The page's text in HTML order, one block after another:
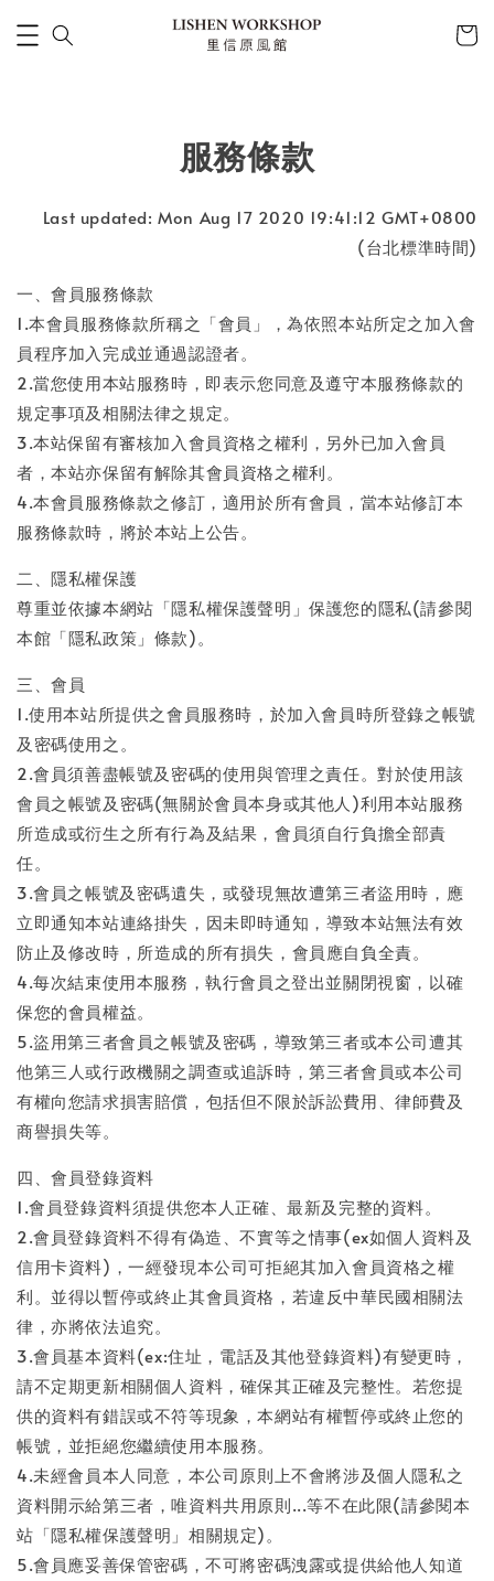
服務條款
Last updated: Mon Aug 17 2020 19:41:12 GMT+0800
(台北標準時間)
一、會員服務條款
1.本會員服務條款所稱之「會員」，為依照本站所定之加入會
員程序加入完成並通過認證者。
2.當您使用本站服務時，即表示您同意及遵守本服務條款的
規定事項及相關法律之規定。
3.本站保留有審核加入會員資格之權利，另外已加入會員
者，本站亦保留有解除其會員資格之權利。
4.本會員服務條款之修訂，適用於所有會員，當本站修訂本
服務條款時，將於本站上公告。
二、隱私權保護
尊重並依據本網站「隱私權保護聲明」保護您的隱私(請參閱
本館「隱私政策」條款)。
三、會員
1.使用本站所提供之會員服務時，於加入會員時所登錄之帳號
及密碼使用之。
2.會員須善盡帳號及密碼的使用與管理之責任。對於使用該
會員之帳號及密碼(無關於會員本身或其他人)利用本站服務
所造成或衍生之所有行為及結果，會員須自行負擔全部責
任。
3.會員之帳號及密碼遺失，或發現無故遭第三者盜用時，應
立即通知本站連絡掛失，因未即時通知，導致本站無法有效
防止及修改時，所造成的所有損失，會員應自負全責。
4.每次結束使用本服務，執行會員之登出並關閉視窗，以確
保您的會員權益。
5.盜用第三者會員之帳號及密碼，導致第三者或本公司遭其
他第三人或行政機關之調查或追訴時，第三者會員或本公司
有權向您請求損害賠償，包括但不限於訴訟費用、律師費及
商譽損失等。
四、會員登錄資料
1.會員登錄資料須提供您本人正確、最新及完整的資料。
2.會員登錄資料不得有偽造、不實等之情事(ex如個人資料及
信用卡資料)，一經發現本公司可拒絕其加入會員資格之權
利。並得以暫停或終止其會員資格，若違反中華民國相關法
律，亦將依法追究。
3.會員基本資料(ex:住址，電話及其他登錄資料)有變更時，
請不定期更新相關個人資料，確保其正確及完整性。若您提
供的資料有錯誤或不符等現象，本網站有權暫停或終止您的
帳號，並拒絕您繼續使用本服務。
4.未經會員本人同意，本公司原則上不會將涉及個人隱私之
資料開示給第三者，唯資料共用原則...等不在此限(請參閱本
站「隱私權保護聲明」相關規定)。
5.會員應妥善保管密碼，不可將密碼洩露或提供給他人知道